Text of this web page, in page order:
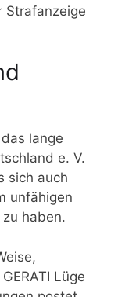
Strafanzeige
lange
e. V.
sich auch
unfähigen
haben.
Lüge